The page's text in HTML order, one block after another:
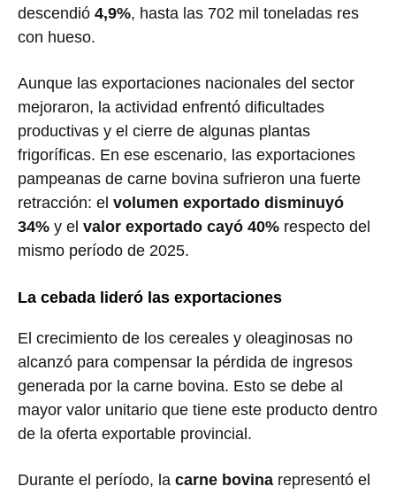
descendió 4,9%, hasta las 702 mil toneladas res
con hueso.
Aunque las exportaciones nacionales del sector
mejoraron, la actividad enfrentó dificultades
productivas y el cierre de algunas plantas
frigoríficas. En ese escenario, las exportaciones
pampeanas de carne bovina sufrieron una fuerte
retracción: el volumen exportado disminuyó
34% y el valor exportado cayó 40% respecto del
mismo período de 2025.
La cebada lideró las exportaciones
El crecimiento de los cereales y oleaginosas no
alcanzó para compensar la pérdida de ingresos
generada por la carne bovina. Esto se debe al
mayor valor unitario que tiene este producto dentro
de la oferta exportable provincial.
Durante el período, la carne bovina representó el